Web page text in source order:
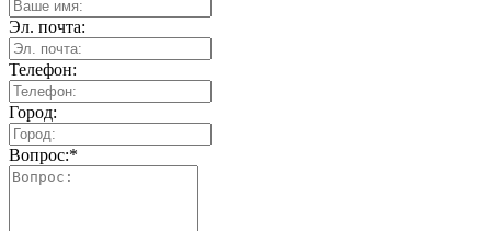
Эл. почта:
Телефон:
Город:
Вопрос:*